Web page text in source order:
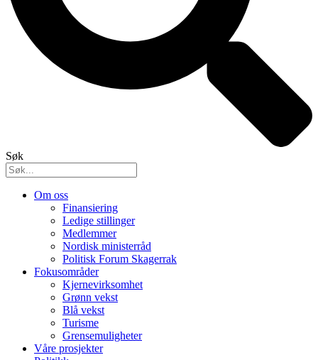
Søk
Om oss
Finansiering
Ledige stillinger
Medlemmer
Nordisk ministerråd
Politisk Forum Skagerrak
Fokusområder
Kjernevirksomhet
Grønn vekst
Blå vekst
Turisme
Grensemuligheter
Våre prosjekter